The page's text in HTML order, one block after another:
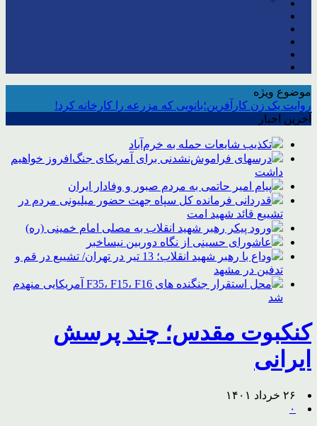
موضوع ویژه
روایت یک زن کارآفرین؛بانویی که مزرعه را کارخانه کرد!
آخرین اخبار
تکذیب شایعات حمله به خرم‌آباد
درسهای فراموش‌نشدنی برای آمریکای جنگ‌افروز خواهیم
داشت
پیام امیر حاتمی به مردم صبور و وفادار ایران
قدردانی فرمانده کل سپاه جهت حضور میلیونی مردم در
تشییع قائد شهید امت
ورود پیکر رهبر شهید انقلاب به مصلی امام خمینی (ره)
عاشورای حسینی از نگاه دوربین نیساخبر
وداع با رهبر شهید انقلاب؛ 13 تیر در تهران/ تشییع در قم و
تدفین در مشهد
محل استقرار جنگنده های F35، F15، F16 آمریکایی منهدم
شد
کنکبوت مقدس؛ چند پرسش
ایرانی
۲۶ خرداد ۱۴۰۱
۰